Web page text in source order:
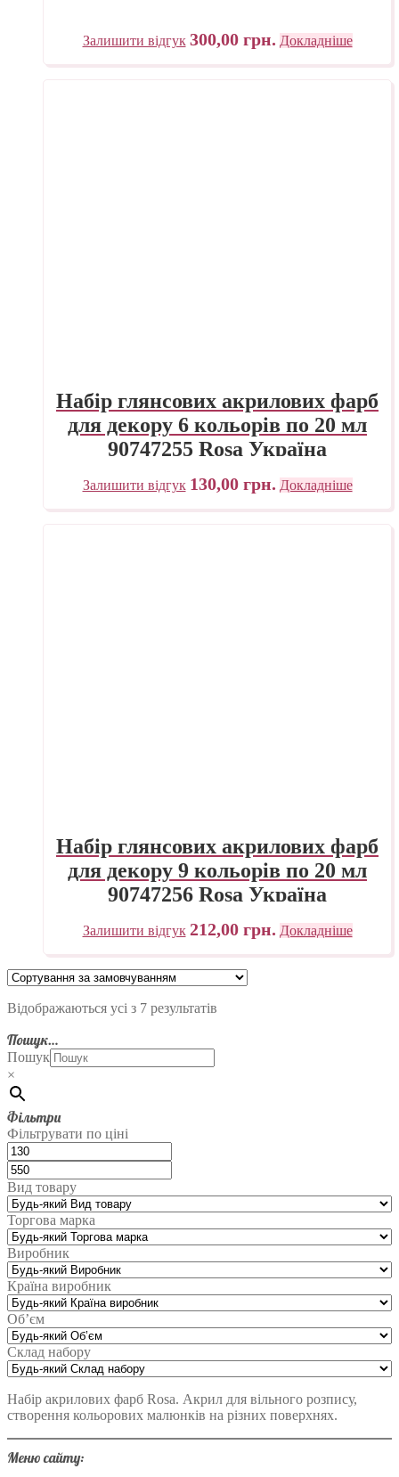
Залишити відгук 300,00 грн. Докладніше
Набір глянсових акрилових фарб
для декору 6 кольорів по 20 мл
90747255 Rosa Україна
Залишити відгук 130,00 грн. Докладніше
Набір глянсових акрилових фарб
для декору 9 кольорів по 20 мл
90747256 Rosa Україна
Залишити відгук 212,00 грн. Докладніше
Відображаються усі з 7 результатів
Пошук…
Пошук
×
Фільтри
Фільтрувати по ціні
Вид товару
Торгова марка
Виробник
Країна виробник
Об’єм
Склад набору
Набір акрилових фарб Rosa. Акрил для вільного розпису,
створення кольорових малюнків на різних поверхнях.
Меню сайту: